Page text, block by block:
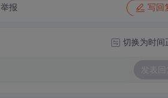
举报 写回
切换为时间
发表回